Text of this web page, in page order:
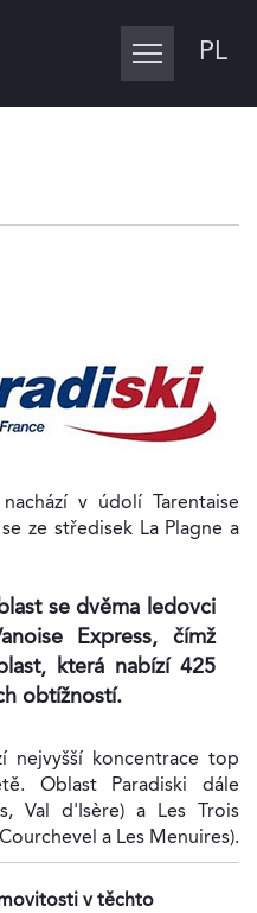
Toggle
navigation
PL
v údolí Tarentaise
ze středisek La Plagne a
se dvěma ledovci
Express, čímž
která nabízí 425
obtížností.
nejvyšší koncentrace top
Oblast Paradiski dále
Val d'Isère) a Les Trois
a Les Menuires).
v těchto